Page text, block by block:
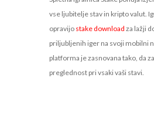
vse ljubitelje stav in kripto valut.
opravijo stake download za lažji
priljubljenih iger na svoji mobilni
platforma je zasnovana tako, da
preglednost pri vsaki vaši stavi.